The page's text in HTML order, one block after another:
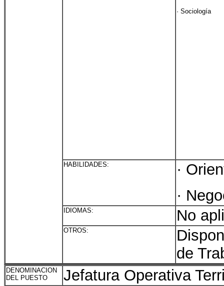
· Sociología
HABILIDADES:
·
·
IDIOMAS: No
OTROS:
de
DENOMINACION
DEL PUESTO
Jefatura Operativa